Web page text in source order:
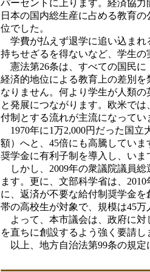
パーセントに上ります。経済協
日本の国内総生産に占める教育
位でした。
学費が払えず退学に追い込まれ
持ちせざるを得ないなど、学生の
憲法第26条は、すべての国民に
経済的地位による教育上の差別
なりません。何より学生が人類
と発展につながります。欧米で
付制とする流れが主流になってい
1970年に1万2,000円だった国立
額）へと、45倍にも高騰してい
奨学金に有利子制を導入し、い
しかし、2009年の衆議院議員総
ます。更に、文部科学省は、
に、返済が不要な給付制奨学金
帯の高校生が対象で、規模は45
よって、本市議会は、政府に対
を直ちに創設するよう強く要請し
以上、地方自治法第99条の規定